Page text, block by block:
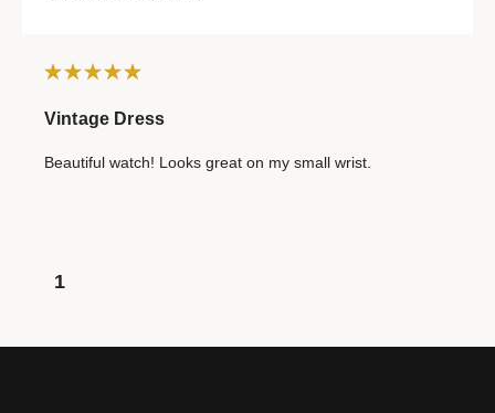
Vintage Dress
Beautiful watch! Looks great on my small wrist.
1